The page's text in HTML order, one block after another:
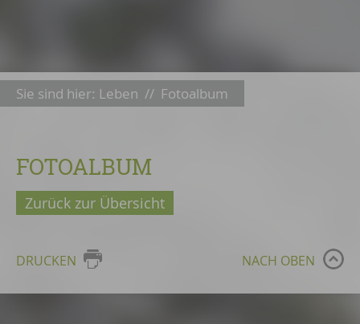
Sie sind hier: Leben // Fotoalbum
FOTOALBUM
Zurück zur Übersicht
DRUCKEN NACH OBEN